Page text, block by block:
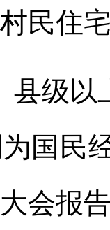
民住
以上
国民
会报